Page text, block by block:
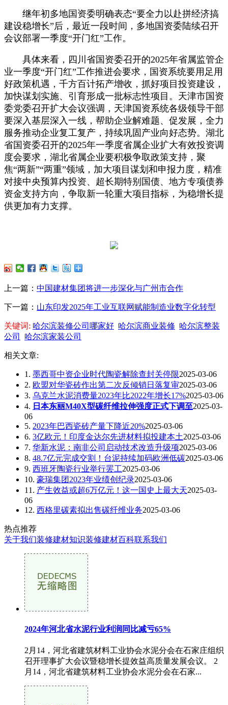
继年初多地国资委明确表态“要全力以赴拼经济搞
建设稳增长”后，最近一段时间，多地国资委陆续召开
会议部署一季度“开门红”工作。
具体来看，四川省国资委召开的2025年省属监管企
业一季度“开门红”工作推进会要求，国资系统要用足用
好政策机遇，千方百计拓产增收，抓好项目投资建设，
加快谋划实施、引育形成一批标志性项目。天津市国资
委党委召开扩大会议强调，天津国资系统各级领导干部
要深入基层深入一线，帮助企业解难题、促发展，全力
服务推动企业复工复产，持续巩固产业向好态势。湖北
省国资委召开的2025年一季度省属企业扩大有效投资调
度会要求，湖北省属企业要积极争取政策支持，聚
焦“两新”“两重”领域，加大项目谋划和申报力度，精准
对接中央预算内投资、超长期特别国债、地方专项债券
资金支持方向，争取新一轮重大项目指标，为稳增长提
供更加有力支撑。
上一篇： 中国建材集团将进一步深化与广州市合作
下一篇： 山东印发2025年工业互联网赋能制造业数字化转型
关键词: 哈尔滨装修公司哪家好 哈尔滨商业装修 哈尔滨整装
公司
哈尔滨家装公司
相关文章:
1. 墨西哥中资企业时代陶瓷解除查封关停限2025-03-06
2. 欧盟对华瓷砖作出第二次反倾销日落复审2025-03-06
3. 乌克兰水泥消费量2023年比2022年增长17%2025-03-06
4. 日本东丽M40X型碳纤维拉伸强度正式下调至2025-03-
06
5. 2023年巴西瓷砖产量下降近20%2025-03-06
6. 3亿欧元！印度金达尔先进材料拟投建本土2025-03-06
7. 华新水泥：南非公司启动技术改造升级项2025-03-06
8. 48.7亿元完成交割！台泥持续加码欧洲低碳2025-03-06
9. 西班牙陶瓷行业举行罢工2025-03-06
10. 豪瑞集团2023年业绩创纪录2025-03-06
11. 产生效益或超6万亿元！这一国史上最大天2025-03-
06
12. 西格里碳素拟出售碳纤维业务2025-03-06
热点推荐
关于我们装修建材知识装修建材百科联系我们
2024年河北省水泥行业利润同比减亏65%
2月14，河北省建筑材料工业协会水泥分会在石家庄组织
召开理事扩大会议暨稳增长提效益高质量发展会议。 2
月14，河北省建筑材料工业协会水泥分会在石家...